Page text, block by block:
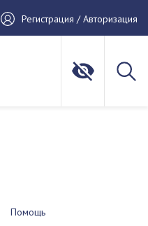
Регистрация / Авторизация
Помощь